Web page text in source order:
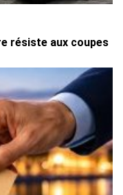
résiste aux coupes